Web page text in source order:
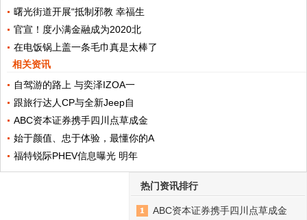
曙光街道开展“抵制邪教 幸福生
官宣！度小满金融成为2020北
在电饭锅上盖一条毛巾真是太棒了
相关资讯
自驾游的路上 与奕泽IZOA一
跟旅行达人CP与全新Jeep自
ABC资本证券携手四川点草成金
始于颜值、忠于体验，最懂你的A
福特锐际PHEV信息曝光 明年
热门资讯排行
ABC资本证券携手四川点草成金